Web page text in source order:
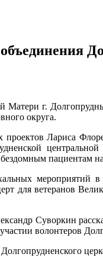
г.
округа.
проектов Лариса
пациентам
для ветеранов
Суворкин
волонтеров